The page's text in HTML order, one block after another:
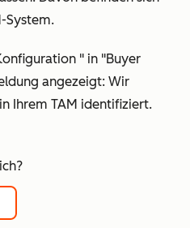
System.
" in "Buyer
angezeigt: Wir
Ihrem TAM identifiziert.